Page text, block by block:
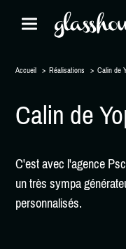
Accueil Réalisations Calin de
Calin de
C'est avec l'agence
un très sympa
personnalisés.